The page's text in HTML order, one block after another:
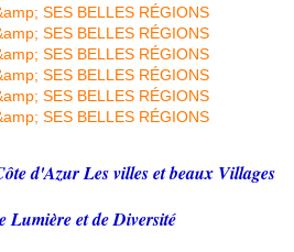
d'Azur Les villes et beaux Villages
Lumière et de Diversité